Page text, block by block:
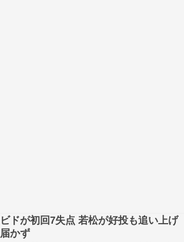
ビドが初回7失点 若松が好投も追い上げ
届かず